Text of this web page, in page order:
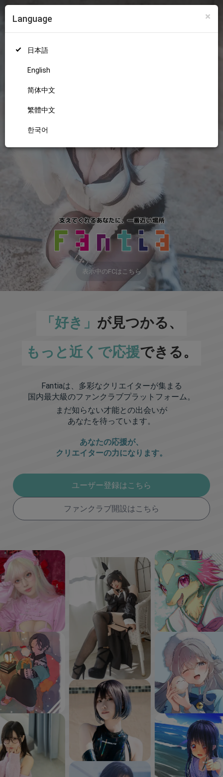
×
Language
日本語
English
简体中文
繁體中文
한국어
18+
表示中のFCはこちら
「好き」 が見つかる、
もっと近くで応援できる。
Fantiaは、多彩なクリエイターが集まる
国内最大級のファンクラブプラットフォーム。
まだ知らない才能との出会いが
あなたを待っています。
あなたの応援が、
クリエイターの力になります。
ユーザー登録はこちら
ファンクラブ開設はこちら